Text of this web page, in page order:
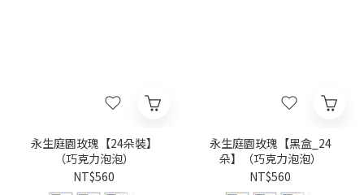
永生庭園玫瑰【24朵裝】
（巧克力泡泡）
NT$560
永生庭園玫瑰【黑盒_24
朵】（巧克力泡泡）
NT$560